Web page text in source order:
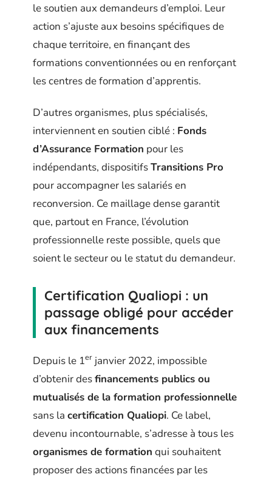
le soutien aux demandeurs d’emploi. Leur
action s’ajuste aux besoins spécifiques de
chaque territoire, en finançant des
formations conventionnées ou en renforçant
les centres de formation d’apprentis.
D’autres organismes, plus spécialisés,
interviennent en soutien ciblé : Fonds
d’Assurance Formation pour les
indépendants, dispositifsTransitions Pro
pour accompagner les salariés en
reconversion. Ce maillage dense garantit
que, partout en France, l’évolution
professionnelle reste possible, quels que
soient le secteur ou le statut du demandeur.
Certification Qualiopi : un
passage obligé pour accéder
aux financements
Depuis le 1er janvier 2022, impossible
d’obtenir desfinancements publics ou
mutualisés de la formation professionnelle
sans la certification Qualiopi. Ce label,
devenu incontournable, s’adresse à tous les
organismes de formation qui souhaitent
proposer des actions financées par les